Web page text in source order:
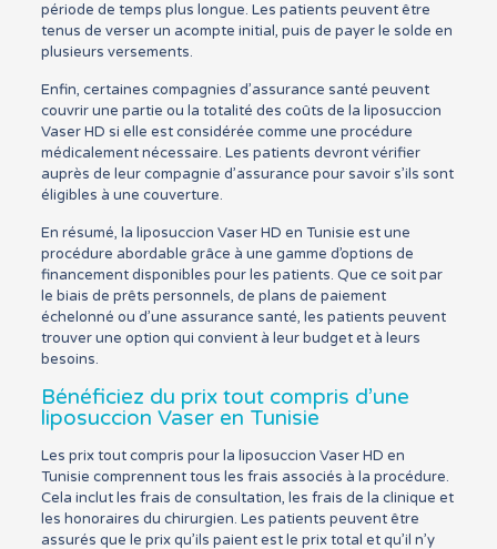
période de temps plus longue. Les patients peuvent être
tenus de verser un acompte initial, puis de payer le solde en
plusieurs versements.
Enfin, certaines compagnies d’assurance santé peuvent
couvrir une partie ou la totalité des coûts de la liposuccion
Vaser HD si elle est considérée comme une procédure
médicalement nécessaire. Les patients devront vérifier
auprès de leur compagnie d’assurance pour savoir s’ils sont
éligibles à une couverture.
En résumé, la liposuccion Vaser HD en Tunisie est une
procédure abordable grâce à une gamme d’options de
financement disponibles pour les patients. Que ce soit par
le biais de prêts personnels, de plans de paiement
échelonné ou d’une assurance santé, les patients peuvent
trouver une option qui convient à leur budget et à leurs
besoins.
Bénéficiez du prix tout compris d’une
liposuccion Vaser en Tunisie
Les prix tout compris pour la liposuccion Vaser HD en
Tunisie comprennent tous les frais associés à la procédure.
Cela inclut les frais de consultation, les frais de la clinique et
les honoraires du chirurgien. Les patients peuvent être
assurés que le prix qu’ils paient est le prix total et qu’il n’y